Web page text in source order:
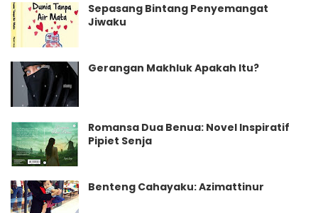
Sepasang Bintang Penyemangat
Jiwaku
Gerangan Makhluk Apakah Itu?
Romansa Dua Benua: Novel Inspiratif
Pipiet Senja
Benteng Cahayaku: Azimattinur